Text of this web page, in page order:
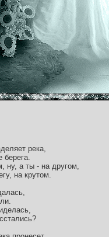
река,
берега.
ну, а ты - на другом,
на крутом.